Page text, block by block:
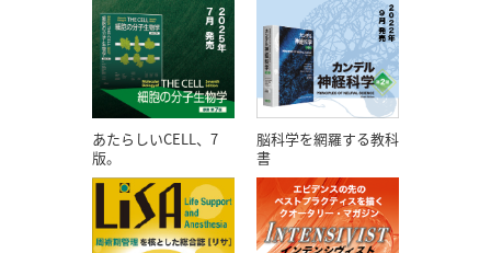
あたらしいCELL、7
版。
脳科学を網羅する教科
書